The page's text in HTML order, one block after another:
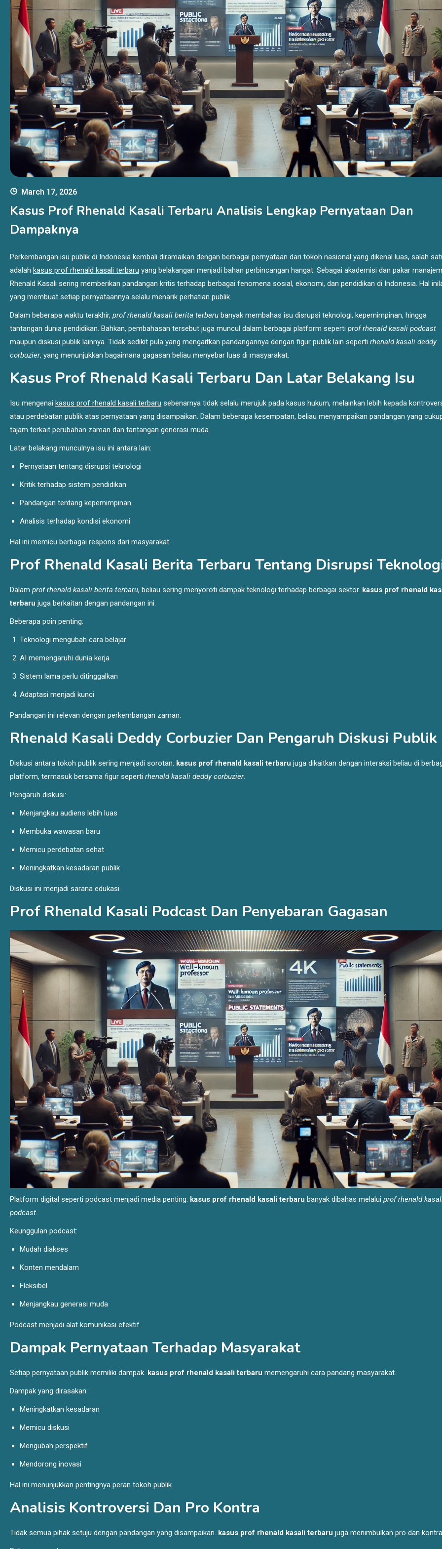
March 17, 2026
Kasus Prof Rhenald Kasali Terbaru Analisis Lengkap Pernyataan Dan
Dampaknya
Perkembangan isu publik di Indonesia kembali diramaikan dengan berbagai pernyataan dari tokoh nasional yang dikenal luas, salah
adalah kasus prof rhenald kasali terbaru yang belakangan menjadi bahan perbincangan hangat. Sebagai akademisi dan pakar
Rhenald Kasali sering memberikan pandangan kritis terhadap berbagai fenomena sosial, ekonomi, dan pendidikan di Indonesia. Hal
yang membuat setiap pernyataannya selalu menarik perhatian publik.
Dalam beberapa waktu terakhir, prof rhenald kasali berita terbaru banyak membahas isu disrupsi teknologi, kepemimpinan, hingga
tantangan dunia pendidikan. Bahkan, pembahasan tersebut juga muncul dalam berbagai platform seperti prof rhenald kasali podcast
maupun diskusi publik lainnya. Tidak sedikit pula yang mengaitkan pandangannya dengan figur publik lain seperti rhenald kasali deddy
corbuzier, yang menunjukkan bagaimana gagasan beliau menyebar luas di masyarakat.
Kasus Prof Rhenald Kasali Terbaru Dan Latar Belakang Isu
Isu mengenai kasus prof rhenald kasali terbaru sebenarnya tidak selalu merujuk pada kasus hukum, melainkan lebih kepada
atau perdebatan publik atas pernyataan yang disampaikan. Dalam beberapa kesempatan, beliau menyampaikan pandangan yang
tajam terkait perubahan zaman dan tantangan generasi muda.
Latar belakang munculnya isu ini antara lain:
Pernyataan tentang disrupsi teknologi
Kritik terhadap sistem pendidikan
Pandangan tentang kepemimpinan
Analisis terhadap kondisi ekonomi
Hal ini memicu berbagai respons dari masyarakat.
Prof Rhenald Kasali Berita Terbaru Tentang Disrupsi
Dalam prof rhenald kasali berita terbaru, beliau sering menyoroti dampak teknologi terhadap berbagai sektor. kasus prof rhenald
terbaru juga berkaitan dengan pandangan ini.
Beberapa poin penting:
Teknologi mengubah cara belajar
AI memengaruhi dunia kerja
Sistem lama perlu ditinggalkan
Adaptasi menjadi kunci
Pandangan ini relevan dengan perkembangan zaman.
Rhenald Kasali Deddy Corbuzier Dan Pengaruh Diskusi Publik
Diskusi antara tokoh publik sering menjadi sorotan. kasus prof rhenald kasali terbaru juga dikaitkan dengan interaksi beliau di
platform, termasuk bersama figur seperti rhenald kasali deddy corbuzier.
Pengaruh diskusi:
Menjangkau audiens lebih luas
Membuka wawasan baru
Memicu perdebatan sehat
Meningkatkan kesadaran publik
Diskusi ini menjadi sarana edukasi.
Prof Rhenald Kasali Podcast Dan Penyebaran Gagasan
Platform digital seperti podcast menjadi media penting. kasus prof rhenald kasali terbaru banyak dibahas melalui prof rhenald
podcast
Keunggulan podcast:
Mudah diakses
Konten mendalam
Fleksibel
Menjangkau generasi muda
Podcast menjadi alat komunikasi efektif.
Dampak Pernyataan Terhadap Masyarakat
Setiap pernyataan publik memiliki dampak. kasus prof rhenald kasali terbaru memengaruhi cara pandang masyarakat.
Dampak yang dirasakan:
Meningkatkan kesadaran
Memicu diskusi
Mengubah perspektif
Mendorong inovasi
Hal ini menunjukkan pentingnya peran tokoh publik.
Analisis Kontroversi Dan Pro Kontra
Tidak semua pihak setuju dengan pandangan yang disampaikan. kasus prof rhenald kasali terbaru juga menimbulkan pro dan